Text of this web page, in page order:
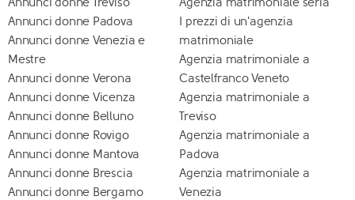
Annunci donne Padova
Annunci donne Venezia e
Mestre
Annunci donne Verona
Annunci donne Vicenza
Annunci donne Belluno
Annunci donne Rovigo
Annunci donne Mantova
Annunci donne Brescia
Annunci donne Bergamo
I prezzi di un'agenzia
matrimoniale
Agenzia matrimoniale a
Castelfranco Veneto
Agenzia matrimoniale a
Treviso
Agenzia matrimoniale a
Padova
Agenzia matrimoniale a
Venezia